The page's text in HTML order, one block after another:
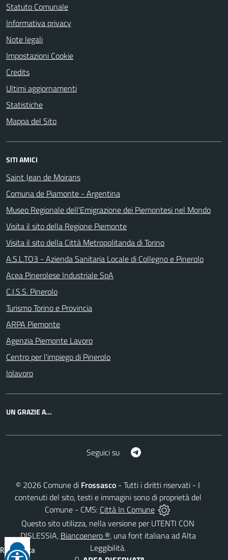
Statuto Comunale
Informativa privacy
Note legali
Impostazioni Cookie
Credits
Ultimi aggiornamenti
Statistiche
Mappa del Sito
SITI AMICI
Saint Jean de Moirans
Comuna de Piamonte - Argentina
Museo Regionale dell'Emigrazione dei Piemontesi nel Mondo
Visita il sito della Regione Piemonte
Visita il sito della Città Metropolitanda di Torino
A.S.L.TO3 - Azienda Sanitaria Locale di Collegno e Pinerolo
Acea Pinerolese Industriale SpA
C.I.S.S. Pinerolo
Turismo Torino e Provincia
ARPA Piemonte
Agenzia Piemonte Lavoro
Centro per l'impiego di Pinerolo
Iolavoro
UN GRAZIE A...
Seguici su
© 2026 Comune di Frossasco - Tutti i diritti riservati - I
contenuti del sito, testi e immagini sono di proprietà del
Comune - CMS: Città In Comune
Questo sito utilizza, nella versione per UTENTI CON
DISLESSIA, Biancoenero ®, una font italiana ad Alta
Leggibilità.
Reimposta